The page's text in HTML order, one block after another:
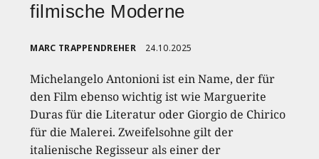
filmische Moderne
MARC TRAPPENDREHER 24.10.2025
Michelangelo Antonioni ist ein Name, der für
den Film ebenso wichtig ist wie Marguerite
Duras für die Literatur oder Giorgio de Chirico
für die Malerei. Zweifelsohne gilt der
italienische Regisseur als einer der